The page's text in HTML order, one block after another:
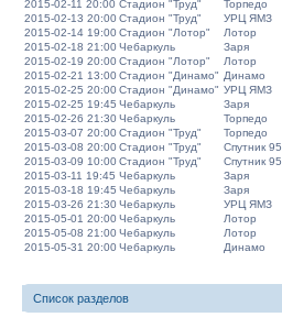
2015-02-11 20:00 Стадион "Труд" Торпедо
2015-02-13 20:00Стадион "Труд" УРЦ ЯМЗ
2015-02-14 19:00Стадион "Лотор" Лотор
2015-02-18 21:00Чебаркуль Заря
2015-02-19 20:00Стадион "Лотор" Лотор
2015-02-21 13:00Стадион "Динамо" Динамо
2015-02-25 20:00Стадион "Динамо" УРЦ ЯМЗ
2015-02-25 19:45 Чебаркуль Заря
2015-02-26 21:30Чебаркуль Торпедо
2015-03-07 20:00Стадион "Труд" Торпедо
2015-03-08 20:00Стадион "Труд" Спутник 95
2015-03-09 10:00Стадион "Труд" Спутник 95
2015-03-11 19:45 Чебаркуль Заря
2015-03-18 19:45 Чебаркуль Заря
2015-03-26 21:30Чебаркуль УРЦ ЯМЗ
2015-05-01 20:00Чебаркуль Лотор
2015-05-08 21:00Чебаркуль Лотор
2015-05-31 20:00Чебаркуль Динамо
Список разделов